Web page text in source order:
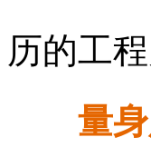
历的工
量